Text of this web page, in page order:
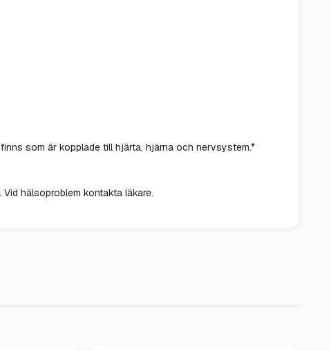
som är kopplade till hjärta, hjärna och nervsystem.*
hälsoproblem kontakta läkare.